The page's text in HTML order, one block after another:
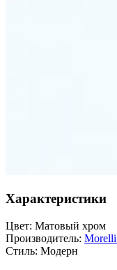
Характеристики
Цвет: Матовый хром
Производитель:
Стиль: Модерн